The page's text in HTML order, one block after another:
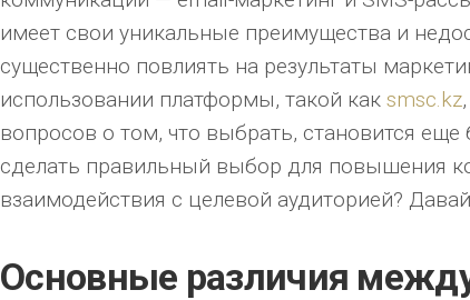
имеет свои уникальные преимущества и
существенно повлиять на результаты
использовании платформы, такой как smsc.kz
вопросов о том, что выбрать, становится
сделать правильный выбор для повышения
взаимодействия с целевой аудиторией?
Основные различия